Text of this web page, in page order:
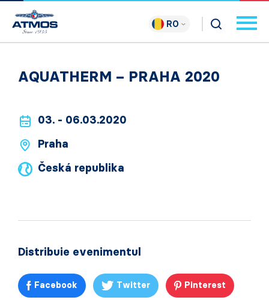
RO
AQUATHERM – PRAHA 2020
03. - 06.03.2020
Praha
Česká republika
Distribuie evenimentul
Facebook Twitter Pinterest